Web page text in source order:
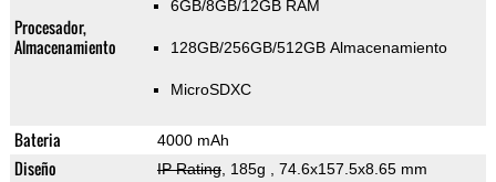
Procesador,
Almacenamiento
6GB/8GB/12GB RAM
128GB/256GB/512GB Almacenamiento
MicroSDXC
Bateria 4000 mAh
Diseño IP Rating, 185g , 74.6x157.5x8.65 mm